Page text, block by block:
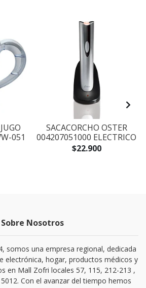
051
SACACORCHO OSTER
004207051000 ELECTRICO
$22.900
Sobre Nosotros
somos una empresa regional, dedicada
electrónica, hogar, productos médicos y
en Mall Zofri locales 57, 115, 212-213 ,
Con el avanzar del tiempo hemos